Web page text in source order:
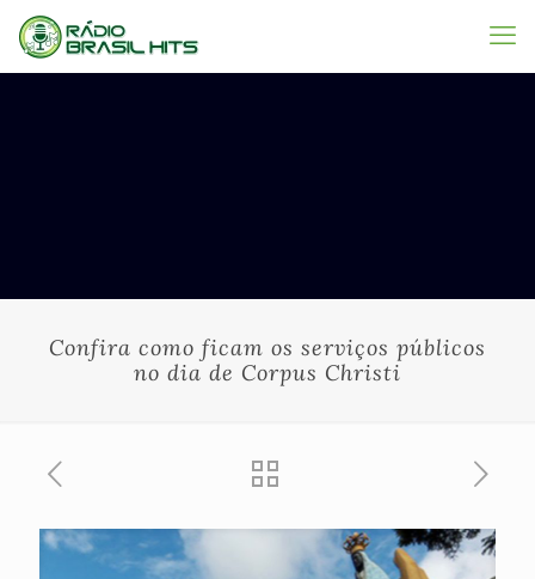
Confira como ficam os serviços públicos
no dia de Corpus Christi